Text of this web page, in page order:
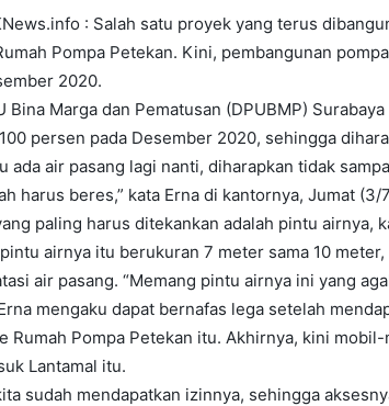
: Salah satu proyek yang terus
Pompa Petekan. Kini, pembangunan
2020.
Bina Marga dan Pematusan (DPUBMP)
persen pada Desember 2020, sehingga
ada air pasang lagi nanti, diharapkan tidak
harus beres,” kata Erna di kantornya, Jumat (3/
paling harus ditekankan adalah pintu airnya,
airnya itu berukuran 7 meter sama 10
air pasang. “Memang pintu airnya ini yang
mengaku dapat bernafas lega setelah
Rumah Pompa Petekan itu. Akhirnya, kini
Lantamal itu.
sudah mendapatkan izinnya, sehingga